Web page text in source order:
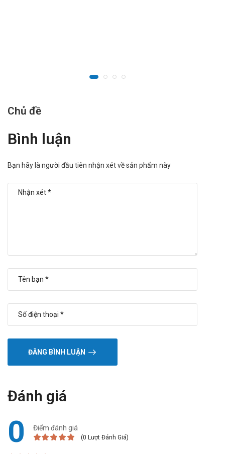
Chủ đề
Bình luận
Bạn hãy là người đầu tiên nhận xét về sản phẩm này
ĐĂNG BÌNH LUẬN
Đánh giá
0 Điểm đánh giá
(0 Lượt Đánh Giá)